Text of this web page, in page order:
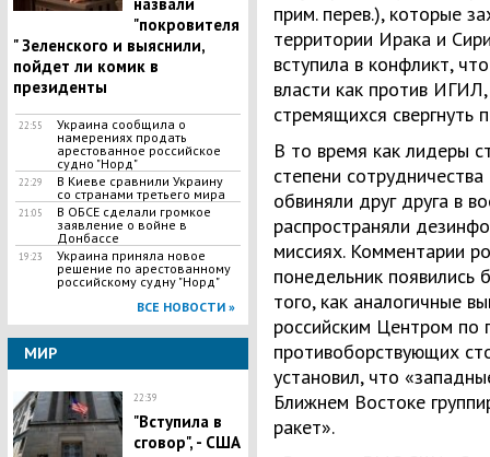
"покровителя
" Зеленского и выяснили,
пойдет ли комик в
президенты
22:55
Украина сообщила о
намерениях продать
арестованное российское
судно "Норд"
22:29
В Киеве сравнили Украину
со странами третьего мира
21:05
В ОБСЕ сделали громкое
заявление о войне в
Донбассе
19:23
Украина приняла новое
решение по арестованному
российскому судну "Норд"
ВСЕ НОВОСТИ »
МИР
22:39
"Вступила в
сговор", - США
прим. перев.), которые
территории Ирака и
вступила в конфликт,
власти как против
стремящихся свергнуть
В то время как лидеры
степени
обвиняли друг друга в
распространяли
миссиях. Комментарии
понедельник появились
того, как аналогичные
российским Центром по
противоборствующих
установил, что
Ближнем Востоке
ракет».